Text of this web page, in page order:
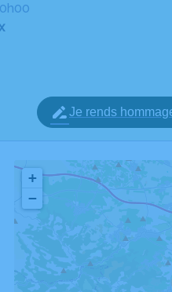
Je rends
+
−